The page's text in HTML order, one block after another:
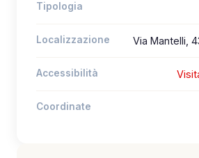
📰 Rassegna Stampa
Tipologia
Localizzazione Via Mantelli,
Accessibilità
Coordinate